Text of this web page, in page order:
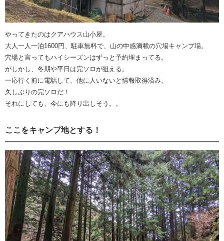
やってきたのはクアハウス山小屋。
大人一人一泊1600円、駐車無料で、山の中感満載の穴場キャンプ場。
穴場と言ってもハイシーズンはずっと予約埋まってる。
がしかし、冬期や平日は完ソロが狙える。
一応行く前に電話して、他に人いないと情報取得済み。
久しぶりの完ソロだ！
それにしても、今にも降り出しそう。。
ここをキャンプ地とする！